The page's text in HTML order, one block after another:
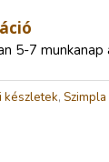
5-7
készletek,